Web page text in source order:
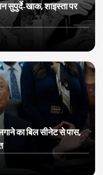
सुपुर्दे-खाक, शाइस्ता पर
का बिल सीनेट से पास,